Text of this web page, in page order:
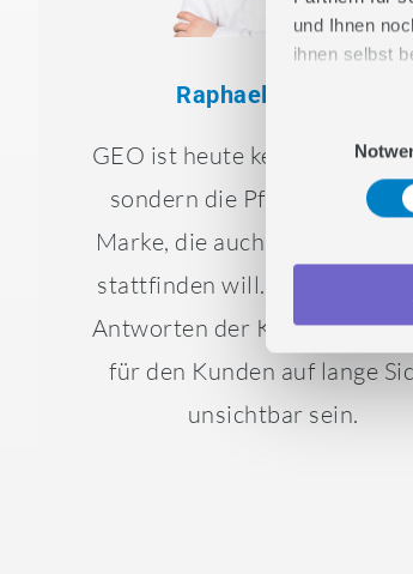
und Ihnen
ihnen selbst
Raphael Scherrer
GEO ist heute keine Option
sondern die Pflichtkür für
Marke, die auch in naher
stattfinden will. Wer nicht in
Antworten der KI vorkommt,
für den Kunden auf lange
unsichtbar sein.